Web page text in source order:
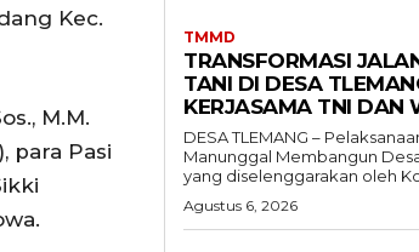
Kec.
M.M.
para Pasi
TMMD
TRANSFORMASI
TANI DI DESA
KERJASAMA TNI DAN
DESA TLEMANG –
Manunggal Membangun
yang diselenggarakan oleh
Agustus 6, 2026